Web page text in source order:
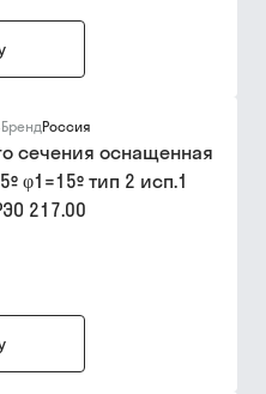
БрендРоссия
сечения оснащенная
φ1=15º тип 2 исп.1
217.00